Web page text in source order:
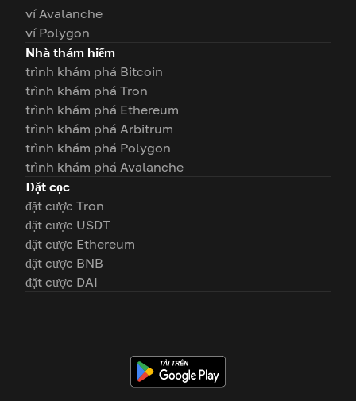
ví Avalanche
ví Polygon
Nhà thám hiểm
trình khám phá Bitcoin
trình khám phá Tron
trình khám phá Ethereum
trình khám phá Arbitrum
trình khám phá Polygon
trình khám phá Avalanche
Đặt cọc
đặt cược Tron
đặt cược USDT
đặt cược Ethereum
đặt cược BNB
đặt cược DAI